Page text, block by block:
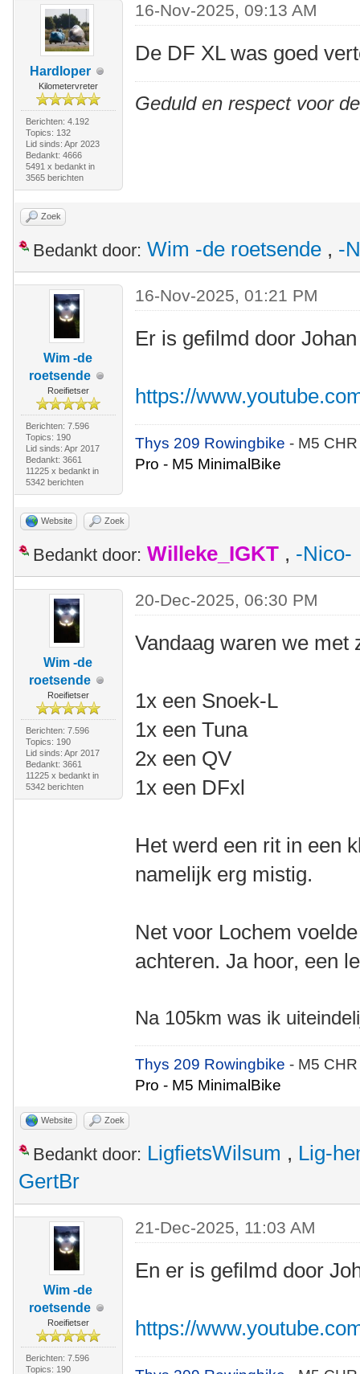
Hardloper
Kilometervreter
Berichten: 4.192
Topics: 132
Lid sinds: Apr 2023
Bedankt: 4666
5491 x bedankt in
3565 berichten
16-Nov-2025, 09:13 AM
De DF XL was goed
Geduld en respect voor
Zoek
Bedankt door: Wim -de roetsende , -
Wim -de
roetsende
Roeifietser
Berichten: 7.596
Topics: 190
Lid sinds: Apr 2017
Bedankt: 3661
11225 x bedankt in
5342 berichten
16-Nov-2025, 01:21 PM
Er is gefilmd door
https://
Thys 209 Rowingbike- M5
Pro - M5 MinimalBike
Website Zoek
Bedankt door: Willeke_IGKT , -Nico-
Wim -de
roetsende
Roeifietser
Berichten: 7.596
Topics: 190
Lid sinds: Apr 2017
Bedankt: 3661
11225 x bedankt in
5342 berichten
20-Dec-2025, 06:30 PM
Vandaag waren we met
1x een Snoek-L
1x een Tuna
2x een QV
1x een DFxl
Het werd een rit in een
namelijk erg mistig.
Net voor Lochem
achteren. Ja hoor, een
Na 105km was ik
Thys 209 Rowingbike- M5
Pro - M5 MinimalBike
Website Zoek
Bedankt door: LigfietsWilsum , Lig-
GertBr
Wim -de
roetsende
Roeifietser
Berichten: 7.596
Topics: 190
21-Dec-2025, 11:03 AM
En er is gefilmd door
https://